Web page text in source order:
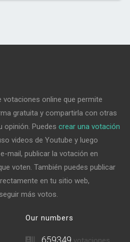
votaciones online que permite
gratuita y compartirla con otras
opinión. Puedescrear una votación
videos de Youtube y luego
mail, publicar la votación en
voten. También puedes publicar
en tu sitio web,
más votos.
Our numbers
659349